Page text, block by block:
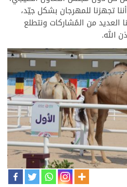
تجهزنا للمهرجان بشكل جيّد،
العديد من المُشاركات ونتطلع
الله.